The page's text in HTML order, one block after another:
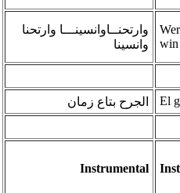
وارتحنــاوانسينـــا وارتحنا
وانسينا
win
الجرح بتاع زمان El
Instrumental